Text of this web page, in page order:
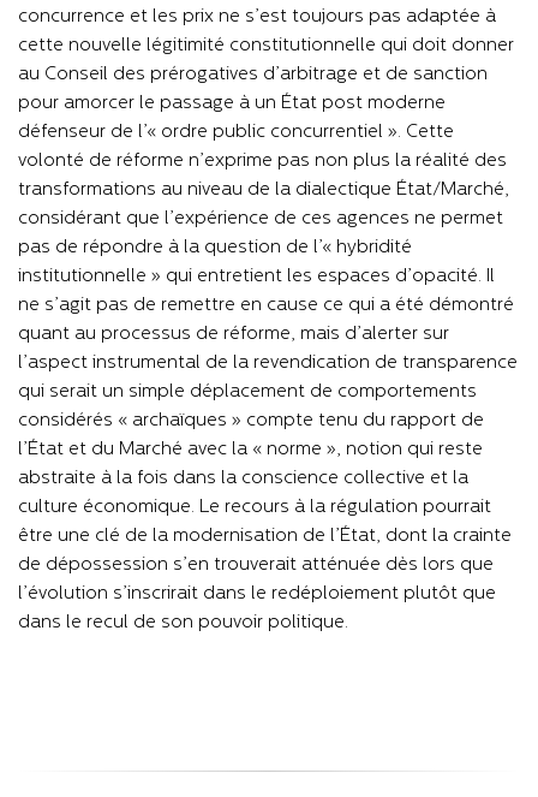
concurrence et les prix ne s’est toujours pas adaptée à
cette nouvelle légitimité constitutionnelle qui doit donner
au Conseil des prérogatives d’arbitrage et de sanction
pour amorcer le passage à un État post moderne
défenseur de l’« ordre public concurrentiel ». Cette
volonté de réforme n’exprime pas non plus la réalité des
transformations au niveau de la dialectique État/Marché,
considérant que l’expérience de ces agences ne permet
pas de répondre à la question de l’« hybridité
institutionnelle » qui entretient les espaces d’opacité. Il
ne s’agit pas de remettre en cause ce qui a été démontré
quant au processus de réforme, mais d’alerter sur
l’aspect instrumental de la revendication de transparence
qui serait un simple déplacement de comportements
considérés « archaïques » compte tenu du rapport de
l’État et du Marché avec la « norme », notion qui reste
abstraite à la fois dans la conscience collective et la
culture économique. Le recours à la régulation pourrait
être une clé de la modernisation de l’État, dont la crainte
de dépossession s’en trouverait atténuée dès lors que
l’évolution s’inscrirait dans le redéploiement plutôt que
dans le recul de son pouvoir politique.